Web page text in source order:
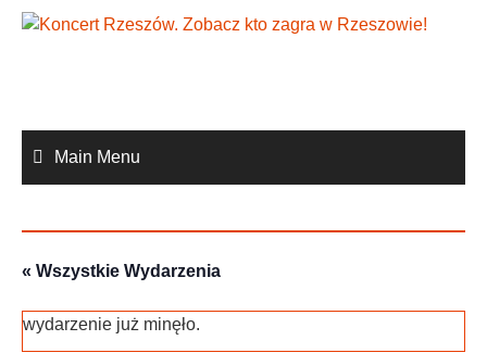
Skip
Main Menu
« Wszystkie Wydarzenia
wydarzenie już minęło.